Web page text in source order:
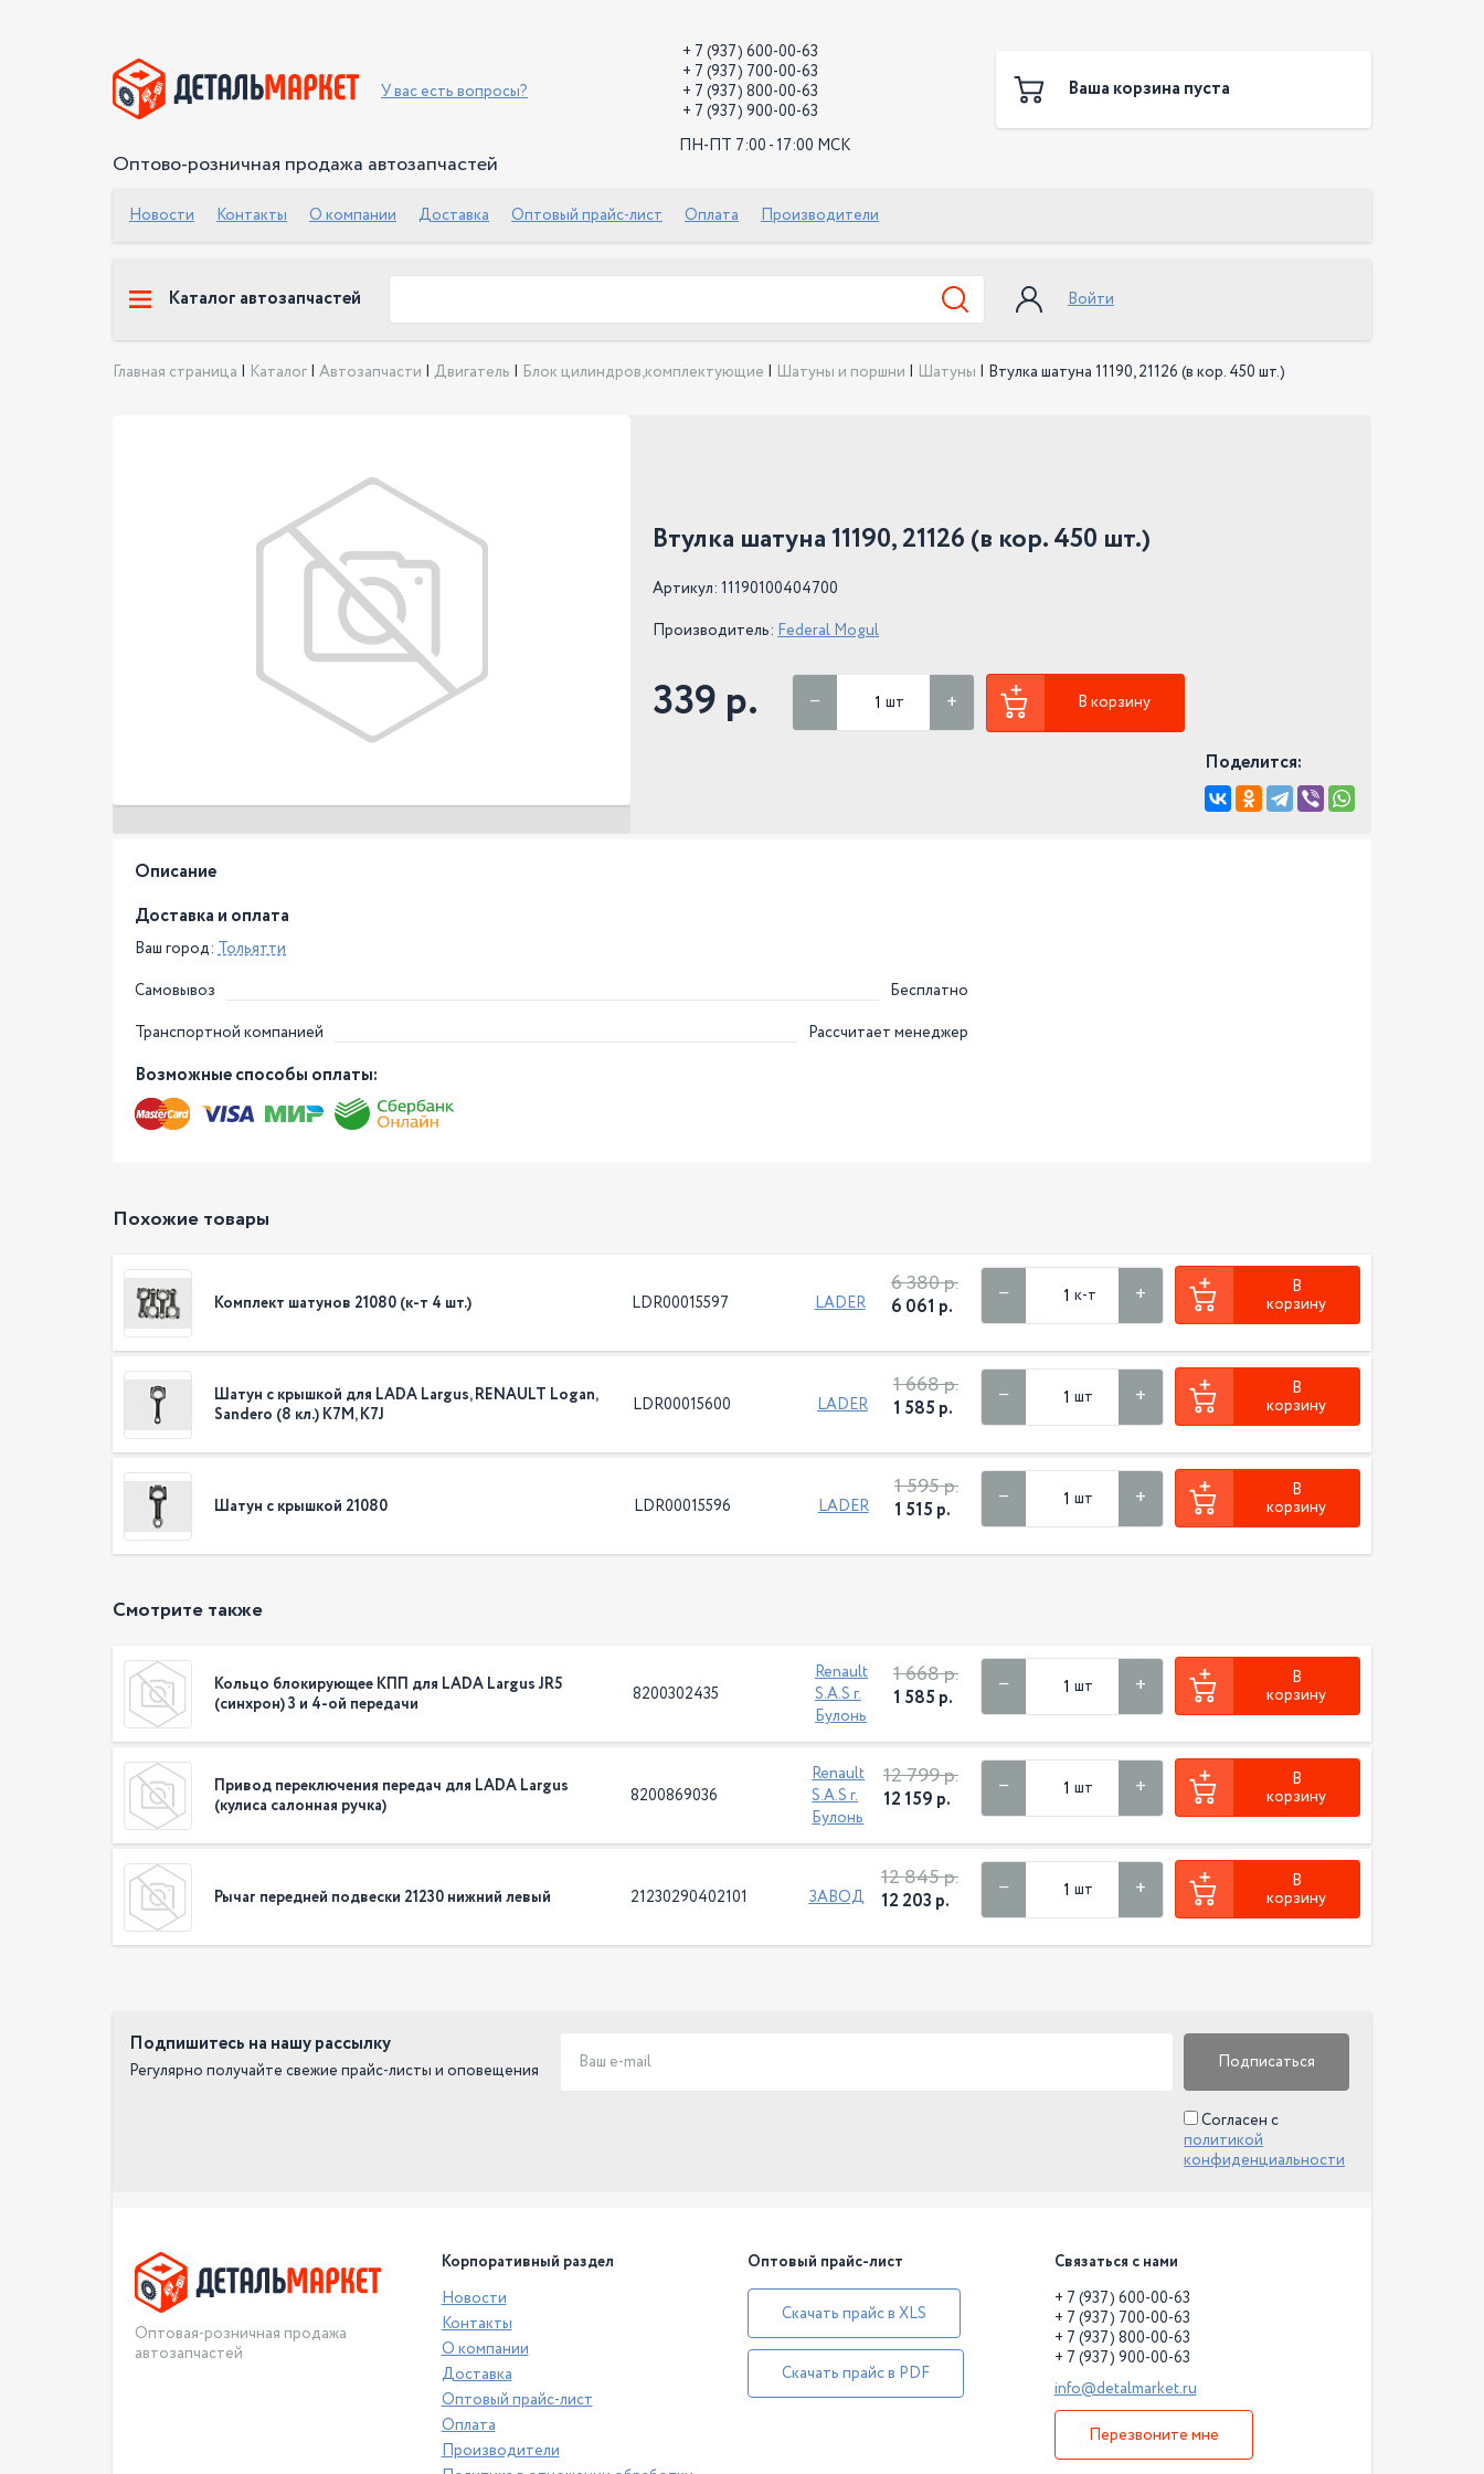
Оптово-розничная продажа автозапчастей
У вас есть вопросы?
+ 7 (937) 600-00-63
+ 7 (937) 700-00-63
+ 7 (937) 800-00-63
+ 7 (937) 900-00-63
ПН-ПТ 7:00 - 17:00 МСК
Ваша корзина пуста
Новости Контакты О компании Доставка Оптовый прайс-лист Оплата Производители
Каталог автозапчастей Войти
Главная страница | Каталог | Автозапчасти | Двигатель | Блок цилиндров,комплектующие | Шатуны и поршни | Шатуны | Втулка шатуна 11190, 21126 (в кор. 450 шт.)
Втулка шатуна 11190, 21126 (в кор. 450 шт.)
Артикул: 11190100404700
Производитель: Federal Mogul
339 р. шт В корзину
Поделится:
Описание
Доставка и оплата
Ваш город: Тольятти
Самовывоз
Бесплатно
Транспортной компанией
Рассчитает менеджер
Возможные способы оплаты:
Похожие товары
Комплект шатунов 21080 (к-т 4 шт.) LDR00015597 LADER
6 380 р.
6 061 р. к-т
В
корзину
Шатун с крышкой для LADA Largus, RENAULT Logan,
Sandero (8 кл.) K7M, K7J
LDR00015600 LADER
1 668 р.
1 585 р. шт
В
корзину
Шатун с крышкой 21080 LDR00015596 LADER
1 595 р.
1 515 р. шт
В
корзину
Смотрите также
Кольцо блокирующее КПП для LADA Largus JR5
(синхрон) 3 и 4-ой передачи
8200302435
Renault
S.A.S г.
Булонь
1 668 р.
1 585 р. шт
В
корзину
Привод переключения передач для LADA Largus
(кулиса салонная ручка)
8200869036
Renault
S.A.S г.
Булонь
12 799 р.
12 159 р. шт
В
корзину
Рычаг передней подвески 21230 нижний левый 21230290402101 ЗАВОД
12 845 р.
12 203 р. шт
В
корзину
Подпишитесь на нашу рассылку
Регулярно получайте свежие прайс-листы и оповещения Подписаться
Согласен с
политикой
конфиденциальности
Оптовая-розничная продажа
автозапчастей
Корпоративный раздел
Новости
Контакты
О компании
Доставка
Оптовый прайс-лист
Оплата
Производители
Оптовый прайс-лист
Скачать прайс в XLS
Скачать прайс в PDF
Связаться с нами
+ 7 (937) 600-00-63
+ 7 (937) 700-00-63
+ 7 (937) 800-00-63
+ 7 (937) 900-00-63
info@detalmarket.ru
Перезвоните мне